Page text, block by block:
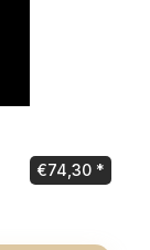
€74,30